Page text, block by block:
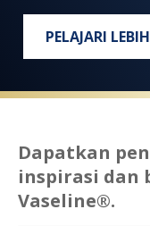
PELAJARI
Dapatkan
inspirasi dan
Vaseline®.